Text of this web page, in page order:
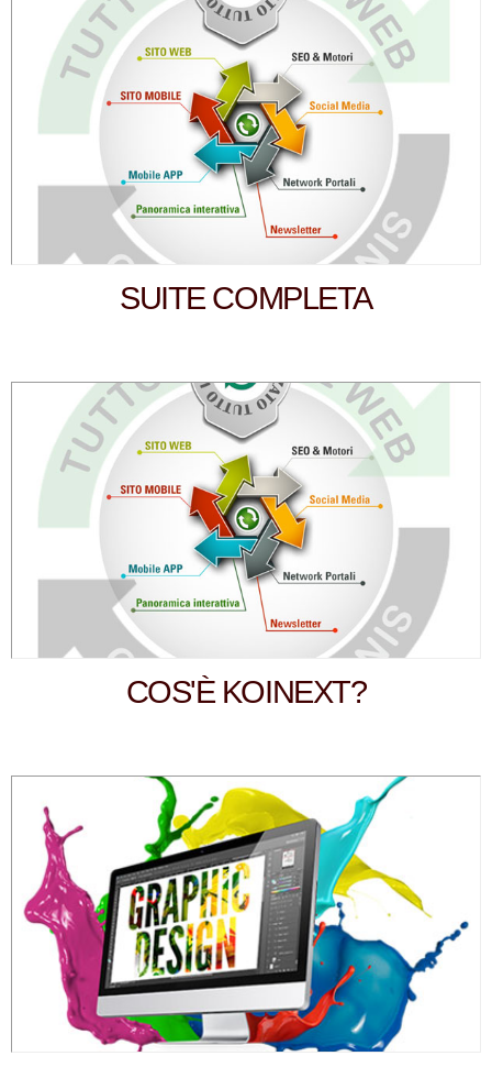
SUITE COMPLETA
COS'È KOINEXT?